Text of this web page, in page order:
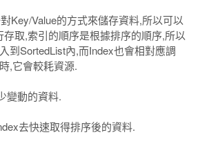
Value的方式來儲存資料,所以可以
取,索引的順序是根據排序的順序,所以
到SortedList內,而Index也會相對應調
,它會較耗資源.
變動的資料.
去快速取得排序後的資料.